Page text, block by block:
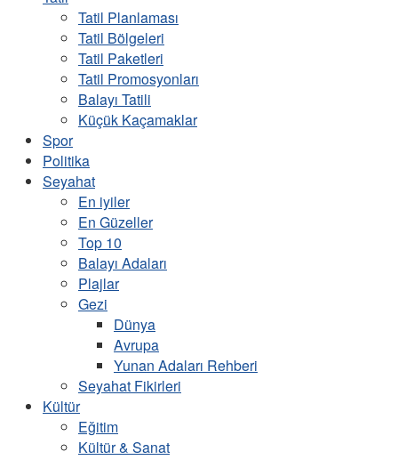
Tatil Planlaması
Tatil Bölgeleri
Tatil Paketleri
Tatil Promosyonları
Balayı Tatili
Küçük Kaçamaklar
Spor
Politika
Seyahat
En iyiler
En Güzeller
Top 10
Balayı Adaları
Plajlar
Gezi
Dünya
Avrupa
Yunan Adaları Rehberi
Seyahat Fikirleri
Kültür
Eğitim
Kültür & Sanat